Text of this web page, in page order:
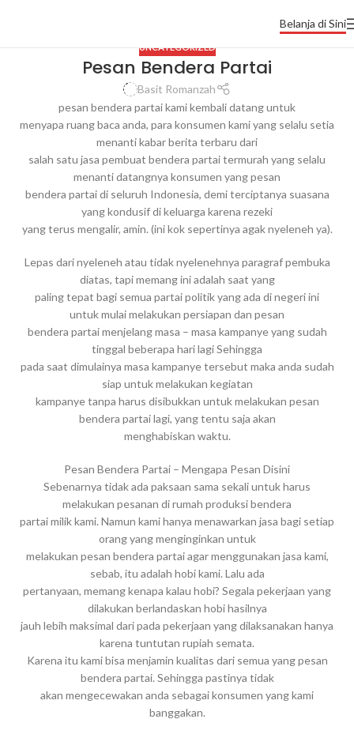
Belanja di Sini
UNCATEGORIZED
Pesan Bendera Partai
Basit Romanzah
pesan bendera partai kami kembali datang untuk
menyapa ruang baca anda, para konsumen kami yang selalu setia
menanti kabar berita terbaru dari
salah satu jasa pembuat bendera partai termurah yang selalu
menanti datangnya konsumen yang pesan
bendera partai di seluruh Indonesia, demi terciptanya suasana
yang kondusif di keluarga karena rezeki
yang terus mengalir, amin. (ini kok sepertinya agak nyeleneh ya).
Lepas dari nyeleneh atau tidak nyelenehnya paragraf pembuka
diatas, tapi memang ini adalah saat yang
paling tepat bagi semua partai politik yang ada di negeri ini
untuk mulai melakukan persiapan dan pesan
bendera partai menjelang masa – masa kampanye yang sudah
tinggal beberapa hari lagi Sehingga
pada saat dimulainya masa kampanye tersebut maka anda sudah
siap untuk melakukan kegiatan
kampanye tanpa harus disibukkan untuk melakukan pesan
bendera partai lagi, yang tentu saja akan
menghabiskan waktu.
Pesan Bendera Partai – Mengapa Pesan Disini
Sebenarnya tidak ada paksaan sama sekali untuk harus
melakukan pesanan di rumah produksi bendera
partai milik kami. Namun kami hanya menawarkan jasa bagi setiap
orang yang menginginkan untuk
melakukan pesan bendera partai agar menggunakan jasa kami,
sebab, itu adalah hobi kami. Lalu ada
pertanyaan, memang kenapa kalau hobi? Segala pekerjaan yang
dilakukan berlandaskan hobi hasilnya
jauh lebih maksimal dari pada pekerjaan yang dilaksanakan hanya
karena tuntutan rupiah semata.
Karena itu kami bisa menjamin kualitas dari semua yang pesan
bendera partai. Sehingga pastinya tidak
akan mengecewakan anda sebagai konsumen yang kami
banggakan.